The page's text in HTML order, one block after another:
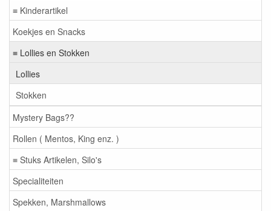
≡ Kinderartikel
Koekjes en Snacks
≡ Lollies en Stokken
Lollies
Stokken
Mystery Bags??
Rollen ( Mentos, King enz. )
≡ Stuks Artikelen, Silo's
Specialiteiten
Spekken, Marshmallows